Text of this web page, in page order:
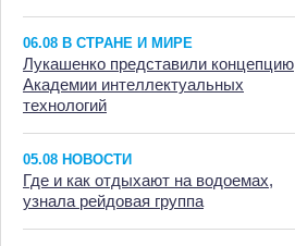
06.08 В СТРАНЕ И МИРЕ
Лукашенко представили концепцию
Академии интеллектуальных
технологий
05.08 НОВОСТИ
Где и как отдыхают на водоемах,
узнала рейдовая группа